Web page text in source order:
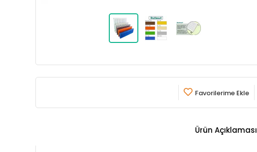
Favorilerime Ekle
Ürün Açıklaması